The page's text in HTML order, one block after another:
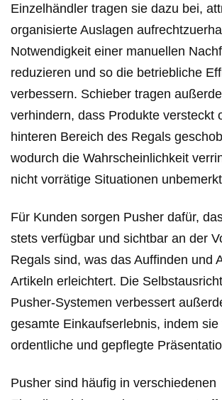
Einzelhändler tragen sie dazu bei,
organisierte Auslagen
Notwendigkeit einer manuellen
reduzieren und so die betriebliche
verbessern. Schieber tragen
verhindern, dass Produkte versteckt
hinteren Bereich des Regals
wodurch die Wahrscheinlichkeit
nicht vorrätige Situationen
Für Kunden sorgen Pusher dafür,
stets verfügbar und sichtbar an der
Regals sind, was das Auffinden und
Artikeln erleichtert. Die
Pusher-Systemen verbessert
gesamte Einkaufserlebnis, indem sie
ordentliche und gepflegte
Pusher sind häufig in verschiedenen